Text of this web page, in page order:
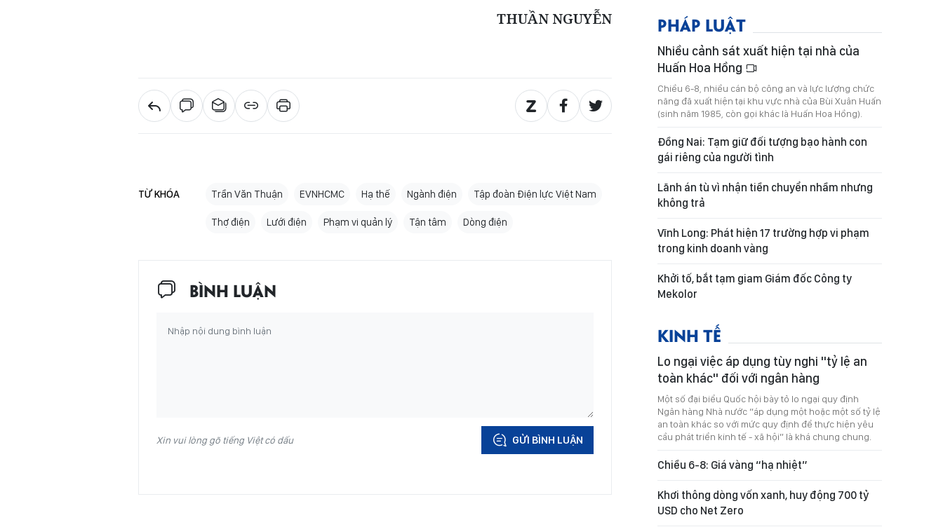
THUẦN NGUYỄN
TỪ KHÓA Trần Văn Thuận EVNHCMC Hạ thế Ngành điện Tập đoàn Điện lực Việt Nam
Thợ điện Lưới điện Phạm vi quản lý Tận tâm Dòng điện
BÌNH LUẬN
Xin vui lòng gõ tiếng Việt có dấu GỬI BÌNH LUẬN
PHÁP LUẬT
Nhiều cảnh sát xuất hiện tại nhà của
Huấn Hoa Hồng
Chiều 6-8, nhiều cán bộ công an và lực lượng chức
năng đã xuất hiện tại khu vực nhà của Bùi Xuân Huấn
(sinh năm 1985, còn gọi khác là Huấn Hoa Hồng).
Đồng Nai: Tạm giữ đối tượng bạo hành con
gái riêng của người tình
Lãnh án tù vì nhận tiền chuyển nhầm nhưng
không trả
Vĩnh Long: Phát hiện 17 trường hợp vi phạm
trong kinh doanh vàng
Khởi tố, bắt tạm giam Giám đốc Công ty
Mekolor
KINH TẾ
Lo ngại việc áp dụng tùy nghi "tỷ lệ an
toàn khác" đối với ngân hàng
Một số đại biểu Quốc hội bày tỏ lo ngại quy định
Ngân hàng Nhà nước “áp dụng một hoặc một số tỷ lệ
an toàn khác so với mức quy định để thực hiện yêu
cầu phát triển kinh tế - xã hội” là khá chung chung.
Chiều 6-8: Giá vàng “hạ nhiệt”
Khơi thông dòng vốn xanh, huy động 700 tỷ
USD cho Net Zero